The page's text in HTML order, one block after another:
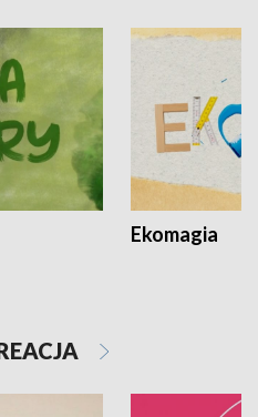
Ekomagia